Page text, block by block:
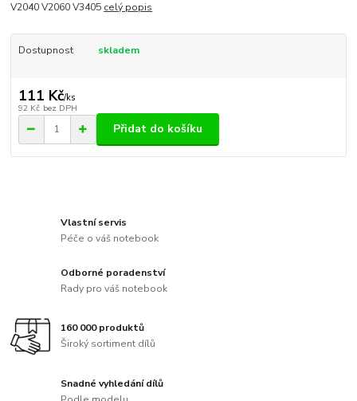
V2040 V2060 V3405 celý popis
Dostupnost skladem
111 Kč/ks
92 Kč bez DPH
Přidat do košíku
Vlastní servis
Péče o váš notebook
Odborné poradenství
Rady pro váš notebook
160 000 produktů
Široký sortiment dílů
Snadné vyhledání dílů